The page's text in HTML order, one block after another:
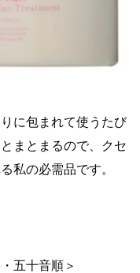
に包まれて使うたび
まとまるので、クセ
私の必需品です。
五十音順＞